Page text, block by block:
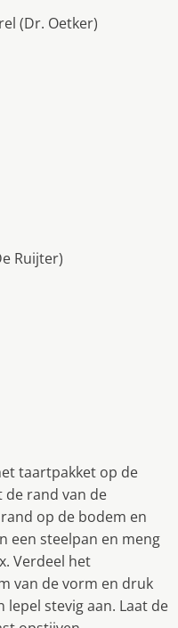
(Dr. Oetker)
Ruijter)
taartpakket op de
de rand van de
op de bodem en
een steelpan en meng
Verdeel het
van de vorm en druk
lepel stevig aan. Laat de